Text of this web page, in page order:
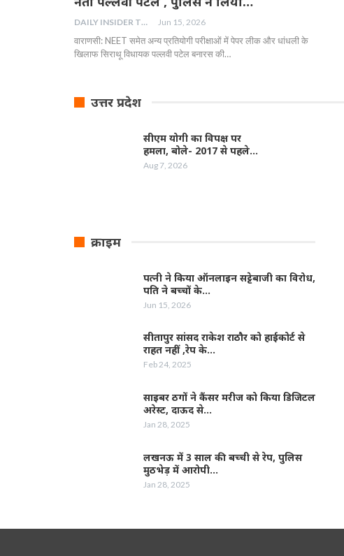
DAILY INSIDER TEAM Jun 15, 2026
वाराणसी: NEET समेत अन्य प्रतियोगी परीक्षाओं में पेपर लीक और धांधली के
खिलाफ सिराथू विधायक पल्लवी पटेल बनारस की…
उत्तर प्रदेश
सीएम योगी का विपक्ष पर
हमला, बोले- 2017 से पहले…
Aug 7, 2026
क्राइम
पत्नी ने किया ऑनलाइन सट्टेबाजी का विरोध,
पति ने बच्चों के…
Jun 15, 2026
सीतापुर सांसद राकेश राठौर को हाईकोर्ट से
राहत नहीं ,रेप के…
Feb 24, 2025
साइबर ठगों ने कैंसर मरीज को किया डिजिटल
अरेस्ट, दाऊद से…
Jan 28, 2025
लखनऊ में 3 साल की बच्ची से रेप, पुलिस
मुठभेड़ में आरोपी…
Jan 28, 2025